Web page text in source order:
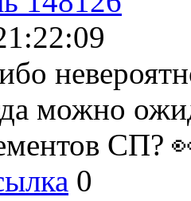
можно
СП?
0